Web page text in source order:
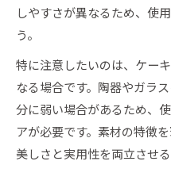
しやすさが異なるため、使
う。
特に注意したいのは、ケー
なる場合です。陶器やガラ
分に弱い場合があるため、
アが必要です。素材の特徴
美しさと実用性を両立させる